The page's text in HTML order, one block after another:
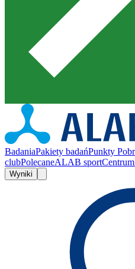
BadaniaPakiety badańPunkty
clubPolecaneALAB sport
Wyniki